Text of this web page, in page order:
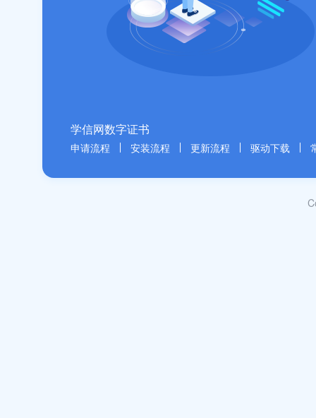
学信网数字证书
申请流程 安装流程 更新流程 驱动下载